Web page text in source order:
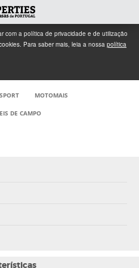
com a política de privacidade e de utilização
Para saber mais, leia a nossa política
MOTOMAIS
DE CAMPO